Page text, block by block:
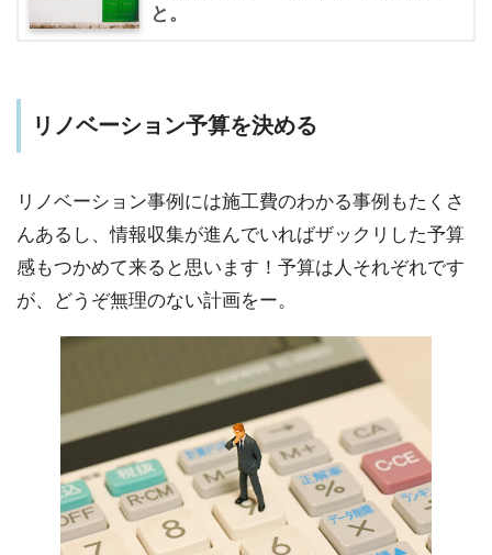
と。
リノベーション予算を決める
リノベーション事例には施工費のわかる事例もたくさ
んあるし、情報収集が進んでいればザックリした予算
感もつかめて来ると思います！予算は人それぞれです
が、どうぞ無理のない計画をー。